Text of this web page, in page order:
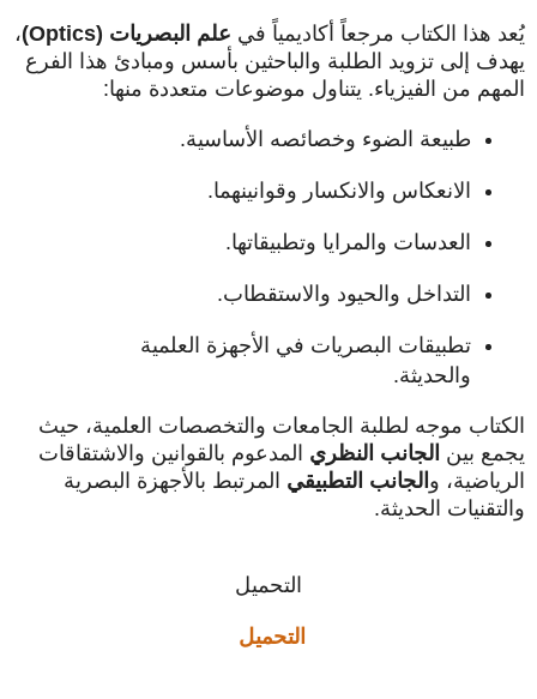
يُعد هذا الكتاب مرجعاً أكاديمياً في علم البصريات (Optics)
،
يهدف إلى تزويد الطلبة والباحثين بأسس ومبادئ هذا الفرع
المهم من الفيزياء. يتناول موضوعات متعددة منها:
طبيعة الضوء وخصائصه الأساسية.
الانعكاس والانكسار وقوانينهما.
العدسات والمرايا وتطبيقاتها.
التداخل والحيود والاستقطاب.
تطبيقات البصريات في الأجهزة العلمية
والحديثة.
الكتاب موجه لطلبة الجامعات والتخصصات العلمية، حيث
يجمع بين الجانب النظري المدعوم بالقوانين والاشتقاقات
الرياضية، و الجانب التطبيقي المرتبط بالأجهزة البصرية
والتقنيات الحديثة.
التحميل
التحميل